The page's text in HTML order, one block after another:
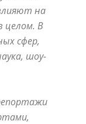
на
целом. В
сфер,
шоу-